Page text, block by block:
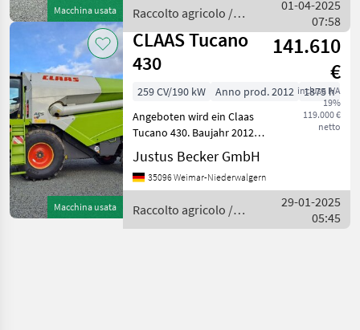
Macchina usata
190 KW und 6 Zyl.
Bereifung: 680/75R32
Raccolto agricolo /
Claas
01-04-2025
07:58
Macchina usata
CLAAS Tucano
430
141.610
€
inclusa IVA
19%
119.000 €
netto
259 CV/190 kW Anno prod. 2012
1875 h
Angeboten wird ein Claas
Tucano 430. Baujahr 2012,
Schneitwerk V540, 1875
Betriebsstunden, 1116
Trommelstunden, 259 PS
Auto-Contour - 3-D -
Justus Becker GmbH
35096 Weimar-Niederwalgern
Raccolto agricolo /
Claas
29-01-2025
05:45